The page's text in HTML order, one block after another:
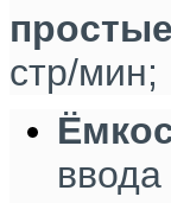
стр/мин;